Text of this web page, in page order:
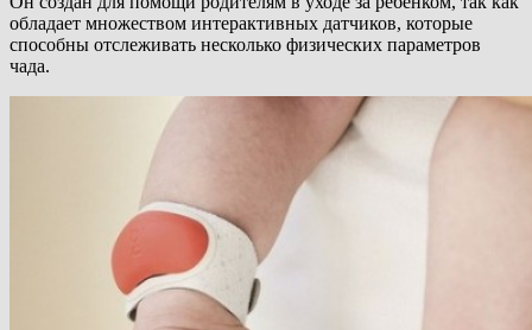
обладает множеством интерактивных датчиков, которые
способны отслеживать несколько физических параметров
чада.